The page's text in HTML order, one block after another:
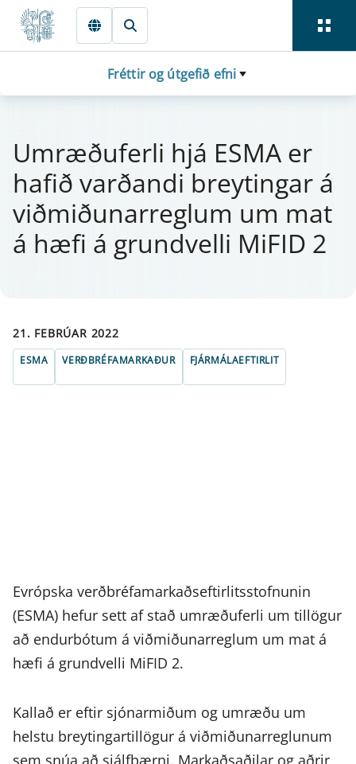
Fara beint í Meginmál
Fréttir og útgefið efni
Um­ræðuf­erli hjá ESMA er
hafið varðandi breyt­ing­ar á
viðmiðun­ar­regl­um um mat
á hæfi á grund­velli MiFID 2
21. FEBRÚAR 2022
ESMA VERÐBRÉFAMARKAÐUR FJÁRMÁLAEFTIRLIT
Evrópska verðbréfamarkaðseftirlitsstofnunin
(ESMA) hefur sett af stað umræðuferli um tillögur
að endurbótum á viðmiðunarreglum um mat á
hæfi á grundvelli MiFID 2.
Kallað er eftir sjónarmiðum og umræðu um
helstu breytingartillögur á viðmiðunarreglunum